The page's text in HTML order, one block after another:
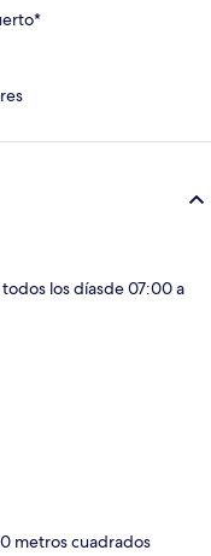
los díasde 07:00 a
metros cuadrados